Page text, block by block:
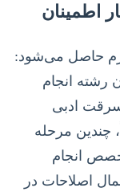
اطمینان
حاصل می‌شود:
رشته انجام
سرقت ادبی
چندین مرحله
انجام
اصلاحات در